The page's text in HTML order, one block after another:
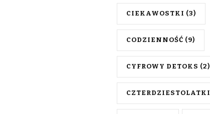
CIEKAWOSTKI (3)
CODZIENNOŚĆ (9)
CYFROWY DETOKS (2)
CZTERDZIESTOLATKI